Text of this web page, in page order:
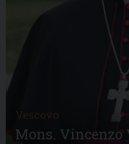
Vescovo
Mons. Vincenzo